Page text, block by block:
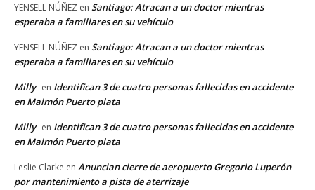
YENSELL NÚÑEZ en Santiago: Atracan a un doctor mientras
esperaba a familiares en su vehículo
YENSELL NÚÑEZ en Santiago: Atracan a un doctor mientras
esperaba a familiares en su vehículo
Milly en Identifican 3 de cuatro personas fallecidas en accidente
en Maimón Puerto plata
Milly en Identifican 3 de cuatro personas fallecidas en accidente
en Maimón Puerto plata
Leslie Clarke en Anuncian cierre de aeropuerto Gregorio Luperón
por mantenimiento a pista de aterrizaje